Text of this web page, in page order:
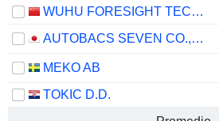
WUHU FORESIGHT TECHNOLOGY CO.,LTD.
AUTOBACS SEVEN CO., LTD.
MEKO AB
TOKIC D.D.